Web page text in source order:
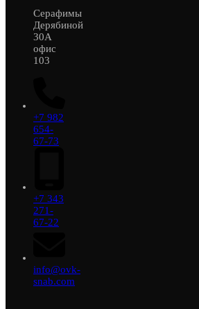
Серафимы
Дерябиной
30А
офис
103
+7 982
654-
67-73
+7 343
271-
67-22
info@ovk-
snab.com